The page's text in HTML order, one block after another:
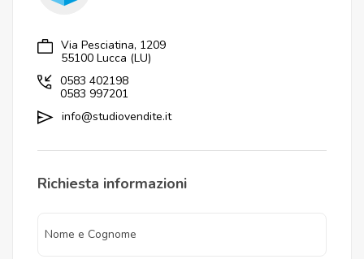
Via Pesciatina, 1209
55100 Lucca (LU)
0583 402198
0583 997201
info@studiovendite.it
Richiesta informazioni